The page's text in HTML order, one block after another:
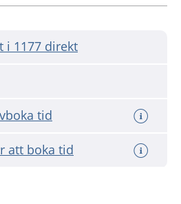
i 1177 direkt
tid
att boka tid